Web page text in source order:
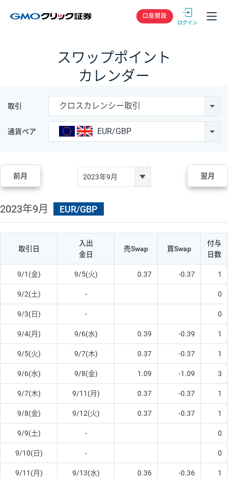
GMOクリック
口座開設
スワップポイント
カレンダー
取引 クロスカレンシー取引
通貨ペア EUR/GBP
前月 翌月
2023年9月 EUR/GBP
取引日
入出
金日
売Swap 買Swap
付与
日数
9/1(金) 9/5(火) 0.37 -0.37 1
9/2(土) - 0
9/3(日) - 0
9/4(月) 9/6(水) 0.39 -0.39 1
9/5(火) 9/7(木) 0.37 -0.37 1
9/6(水) 9/8(金) 1.09 -1.09 3
9/7(木) 9/11(月) 0.37 -0.37 1
9/8(金) 9/12(火) 0.37 -0.37 1
9/9(土) - 0
9/10(日) - 0
9/11(月) 9/13(水) 0.36 -0.36 1